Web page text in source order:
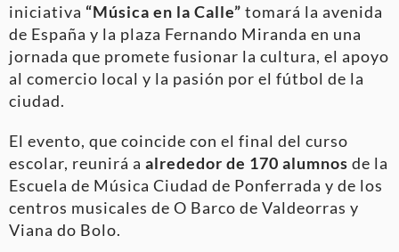
iniciativa “Música en la Calle” tomará la avenida
de España y la plaza Fernando Miranda en una
jornada que promete fusionar la cultura, el apoyo
al comercio local y la pasión por el fútbol de la
ciudad.
El evento, que coincide con el final del curso
escolar, reunirá a alrededor de 170 alumnos de la
Escuela de Música Ciudad de Ponferrada y de los
centros musicales de O Barco de Valdeorras y
Viana do Bolo.